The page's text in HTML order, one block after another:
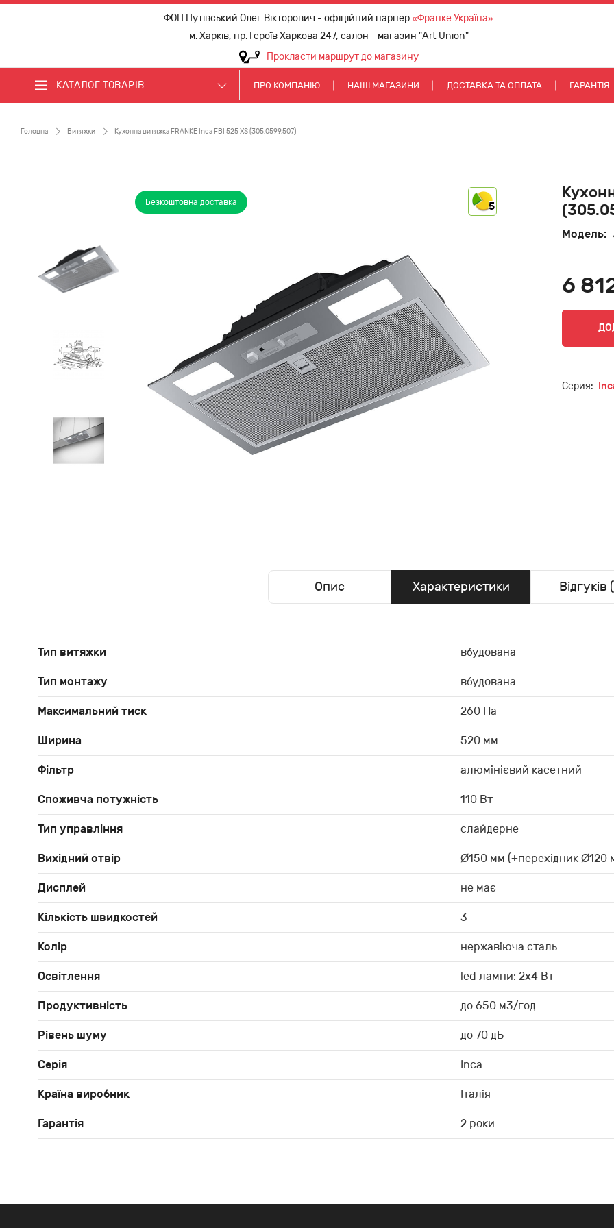
ФОП Путівський Олег Вікторович - офіційний парнер«Франке Україна»
м. Харків, пр. Героїв Харкова 247, салон - магазин "Art Union"
Прокласти маршрут до магазину
КАТАЛОГ ТОВАРІВ ПРО КОМПАНІЮ НАШІ МАГАЗИНИ ДОСТАВКА ТА ОПЛАТА ГАРАНТІЯ
Головна Витяжки Кухонна витяжка FRANKE Inca FBI 525 XS (305.0599.507)
Безкоштовна доставка 5
Модель:
6
Серия:
Опис Характеристики Відгуків
Тип витяжки вбудована
Тип монтажу вбудована
Максимальний тиск 260 Па
Ширина 520 мм
Фільтр алюмінієвий касетний
Споживча потужність 110 Вт
Тип управління слайдерне
Вихідний отвір Ø150 мм (+перехідник Ø120
Дисплей не має
Кількість швидкостей 3
Колір нержавіюча сталь
Освітлення led лампи: 2х4 Вт
Продуктивність до 650 м3/год
Рівень шуму до 70 дБ
Серія Inca
Країна виробник Італія
Гарантія 2 роки